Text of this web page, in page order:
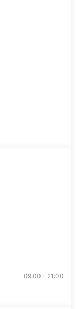
09:00 - 21:00